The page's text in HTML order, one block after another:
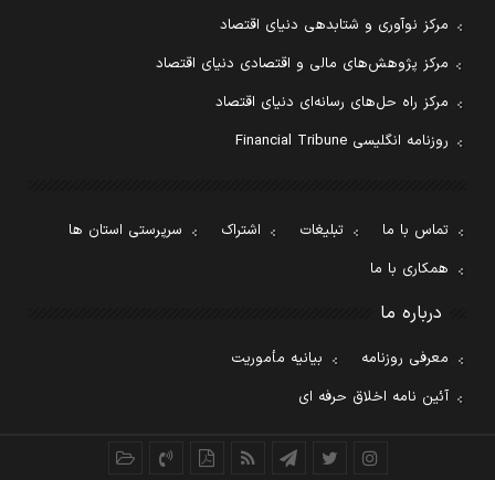
مرکز نوآوری و شتابدهی دنیای اقتصاد
مرکز پژوهش‌های مالی و اقتصادی دنیای اقتصاد
مرکز راه حل‌های رسانه‌ای دنیای اقتصاد
روزنامه انگلیسی Financial Tribune
تماس با ما تبلیغات اشتراک
سرپرستی استان ها
همکاری با ما
درباره ما
معرفی روزنامه
بیانیه مأموریت
آئین نامه اخلاق حرفه ای